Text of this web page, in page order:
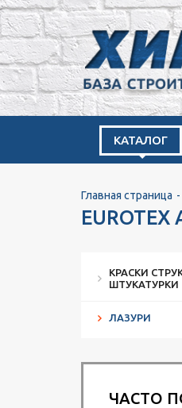
КАТАЛОГ
Главная страница
КРАСКИ
ШТУКАТУРКИ
ЛАЗУРИ
ЧАСТО